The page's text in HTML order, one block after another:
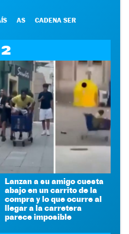
AS CADENA SER
2
Lanzan a su amigo cuesta
abajo en un carrito de la
compra y lo que ocurre al
llegar a la carretera
parece imposible